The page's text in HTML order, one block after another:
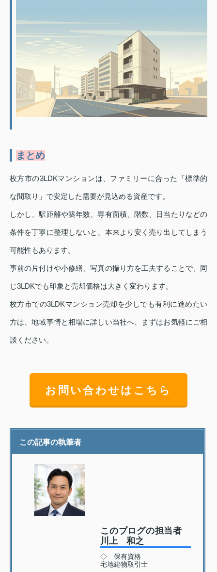
まとめ
枚方市の3LDKマンションは、ファミリーに合った「標準的
な間取り」で安定した需要が見込める資産です。
しかし、駅距離や築年数、専有面積、階数、日当たりなどの
条件を丁寧に整理しないと、本来より安く売り出してしまう
可能性もあります。
事前の片付けや小修繕、写真の撮り方を工夫することで、同
じ3LDKでも印象と売却価格は大きく変わります。
枚方市での3LDKマンション売却を少しでも有利に進めたい
方は、地域事情と相場に詳しい当社へ、まずはお気軽にご相
談ください。
お問い合わせはこちら
この記事の執筆者
このブログの担当者
川上 和之
◇ 保有資格
宅地建物取引士